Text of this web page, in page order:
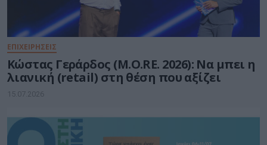
ΕΠΙΧΕΙΡΗΣΕΙΣ
Κώστας Γεράρδος (M.O.RE. 2026): Να μπει η
λιανική (retail) στη θέση που αξίζει
15.07.2026